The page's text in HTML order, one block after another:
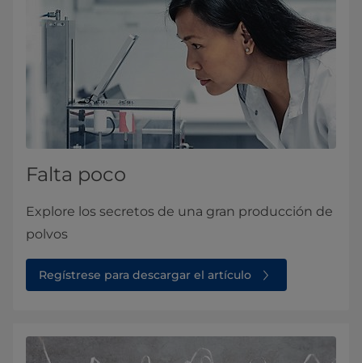
Falta poco
Explore los secretos de una gran producción de
polvos
Regístrese para descargar el artículo